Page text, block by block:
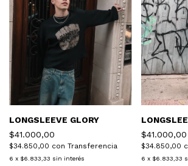
LONGSLEEVE GLORY
$41.000,00
$34.850,00 con Transferencia
6 x $6.833,33 sin interés
$41.000,00
$34.850,00
6 x $6.833,33